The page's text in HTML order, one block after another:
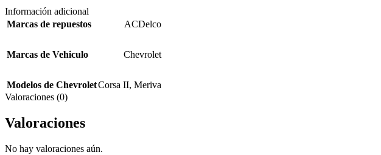
Información adicional
Marcas de repuestos
ACDelco
Marcas de Vehiculo Chevrolet
Modelos de ChevroletCorsa II, Meriva
Valoraciones (0)
Valoraciones
No hay valoraciones aún.